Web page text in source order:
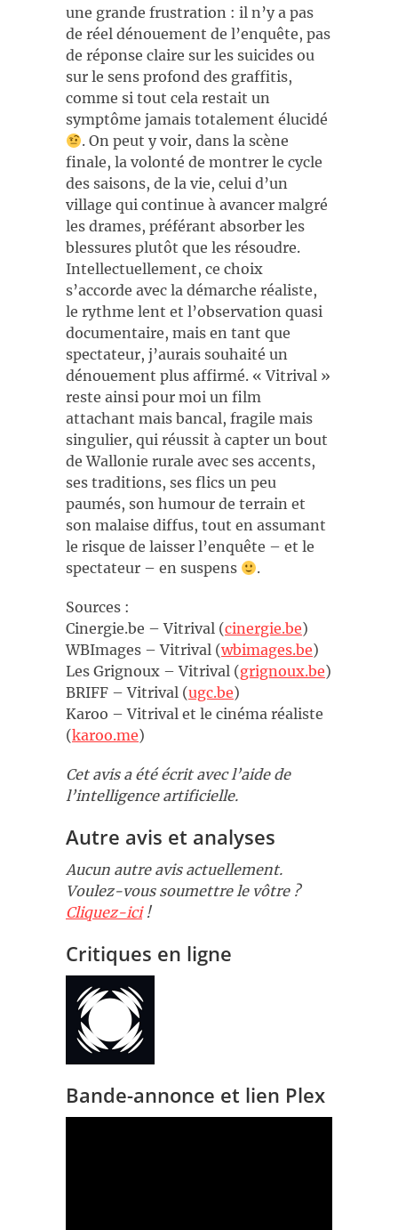
une grande frustration : il n’y a pas
de réel dénouement de l’enquête, pas
de réponse claire sur les suicides ou
sur le sens profond des graffitis,
comme si tout cela restait un
symptôme jamais totalement élucidé
. On peut y voir, dans la scène
finale, la volonté de montrer le cycle
des saisons, de la vie, celui d’un
village qui continue à avancer malgré
les drames, préférant absorber les
blessures plutôt que les résoudre.
Intellectuellement, ce choix
s’accorde avec la démarche réaliste,
le rythme lent et l’observation quasi
documentaire, mais en tant que
spectateur, j’aurais souhaité un
dénouement plus affirmé. « Vitrival »
reste ainsi pour moi un film
attachant mais bancal, fragile mais
singulier, qui réussit à capter un bout
de Wallonie rurale avec ses accents,
ses traditions, ses flics un peu
paumés, son humour de terrain et
son malaise diffus, tout en assumant
le risque de laisser l’enquête – et le
spectateur – en suspens
.
Sources :
Cinergie.be – Vitrival (cinergie.be)
WBImages – Vitrival (wbimages.be)
Les Grignoux – Vitrival (grignoux.be)
BRIFF – Vitrival (ugc.be)
Karoo – Vitrival et le cinéma réaliste
(karoo.me)
Cet avis a été écrit avec l’aide de
l’intelligence artificielle.
Autre avis et analyses
Aucun autre avis actuellement.
Voulez-vous soumettre le vôtre ?
Cliquez-ici!
Critiques en ligne
Bande-annonce et lien Plex